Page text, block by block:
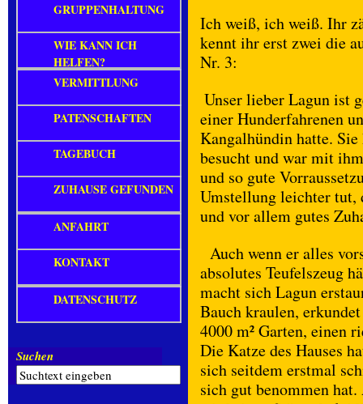
Ich weiß, ich weiß. Ihr
kennt ihr erst zwei die
Nr. 3:
Unser lieber Lagun ist
einer Hunderfahrenen
Kangalhündin hatte.
besucht und war mit
und so gute
Umstellung leichter tut,
und vor allem gutes
Auch wenn er alles
absolutes Teufelszeug
macht sich Lagun
Bauch kraulen,
4000 m² Garten, einen
Die Katze des Hauses
sich seitdem erstmal
sich gut benommen
GRUPPENHALTUNG
WIE KANN ICH
HELFEN?
VERMITTLUNG
PATENSCHAFTEN
TAGEBUCH
ZUHAUSE GEFUNDEN
ANFAHRT
KONTAKT
DATENSCHUTZ
Suchen